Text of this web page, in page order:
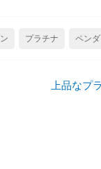
プラチナ ペン
上品なプ